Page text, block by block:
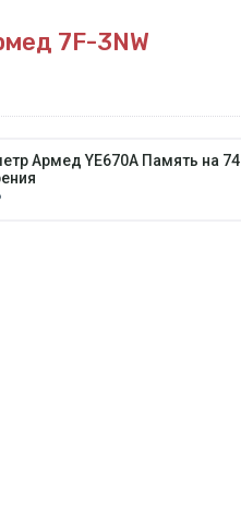
7F-3NW
Армед YE670A Память на 74